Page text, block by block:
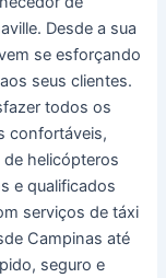
Desde a sua
se esforçando
seus clientes.
todos os
confortáveis,
helicópteros
e qualificados
serviços de táxi
Campinas até
seguro e